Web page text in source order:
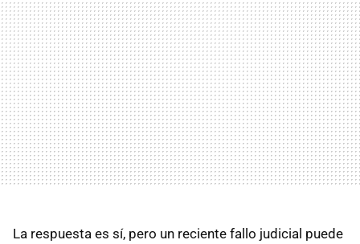
La respuesta es sí, pero un reciente fallo judicial puede